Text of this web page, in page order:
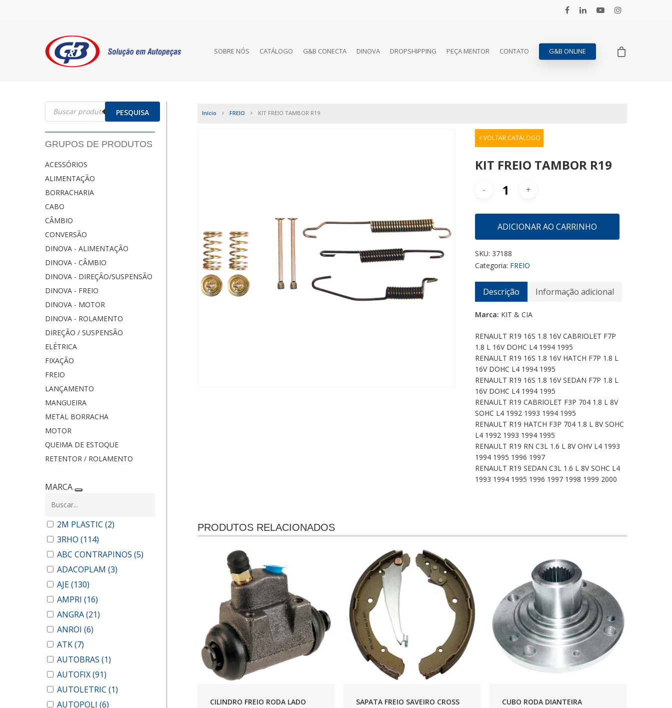
SOBRE NÓS CATÁLOGO G&B CONECTA DINOVA DROPSHIPPING PEÇA MENTOR CONTATO G&B ONLINE
Pesquisar
produtos PESQUISA
GRUPOS DE PRODUTOS
ACESSÓRIOS
ALIMENTAÇÃO
BORRACHARIA
CABO
CÂMBIO
CONVERSÃO
DINOVA - ALIMENTAÇÃO
DINOVA - CÂMBIO
DINOVA - DIREÇÃO/SUSPENSÃO
DINOVA - FREIO
DINOVA - MOTOR
DINOVA - ROLAMENTO
DIREÇÃO / SUSPENSÃO
ELÉTRICA
FIXAÇÃO
FREIO
LANÇAMENTO
MANGUEIRA
METAL BORRACHA
MOTOR
QUEIMA DE ESTOQUE
RETENTOR / ROLAMENTO
MARCA
2M PLASTIC (2)
3RHO (114)
ABC CONTRAPINOS (5)
ADACOPLAM (3)
AJE(130)
AMPRI (16)
ANGRA(21)
ANROI (6)
ATK(7)
AUTOBRAS (1)
AUTOFIX(91)
AUTOLETRIC (1)
AUTOPOLI (6)
Início FREIO KIT FREIO TAMBOR R19
< VOLTAR CATÁLOGO
KIT FREIO TAMBOR R19
ADICIONAR AO CARRINHO
SKU: 37188
Categoria: FREIO
Descrição Informação adicional
Marca: KIT & CIA
RENAULT R19 16S 1.8 16V CABRIOLET F7P
1.8 L 16V DOHC L4 1994 1995
RENAULT R19 16S 1.8 16V HATCH F7P 1.8 L
16V DOHC L4 1994 1995
RENAULT R19 16S 1.8 16V SEDAN F7P 1.8 L
16V DOHC L4 1994 1995
RENAULT R19 CABRIOLET F3P 704 1.8 L 8V
SOHC L4 1992 1993 1994 1995
RENAULT R19 HATCH F3P 704 1.8 L 8V SOHC
L4 1992 1993 1994 1995
RENAULT R19 RN C3L 1.6 L 8V OHV L4 1993
1994 1995 1996 1997
RENAULT R19 SEDAN C3L 1.6 L 8V SOHC L4
1993 1994 1995 1996 1997 1998 1999 2000
PRODUTOS RELACIONADOS
CILINDRO FREIO RODA LADO
SAPATA FREIO SAVEIRO CROSS
CUBO RODA DIANTEIRA